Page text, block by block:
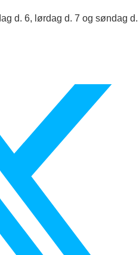
d. 6, lørdag d. 7 og søndag d.